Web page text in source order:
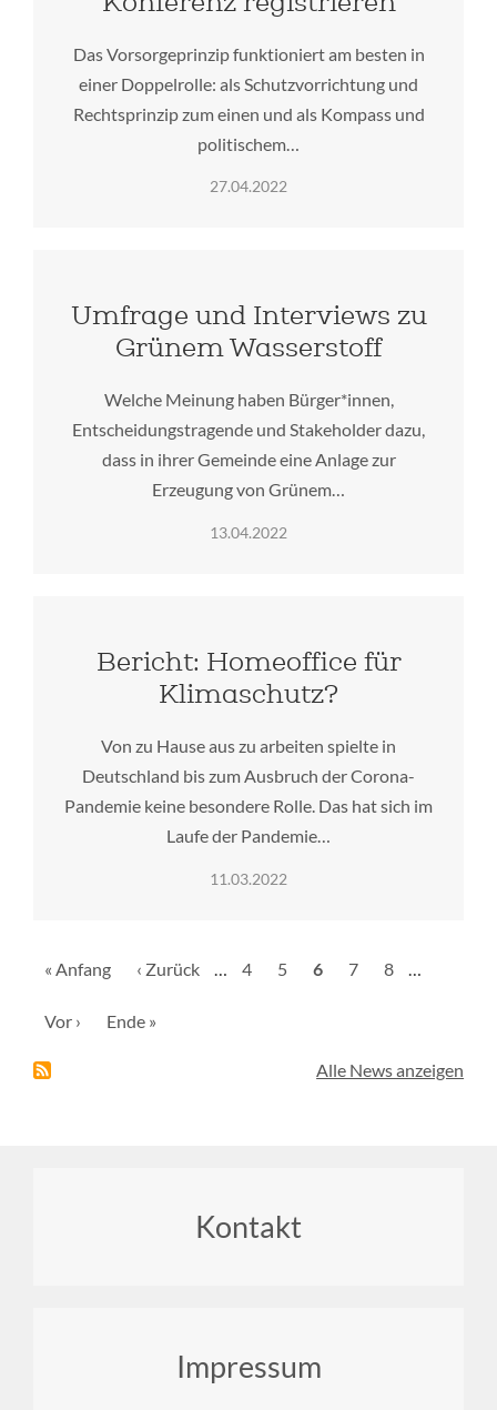
Das Vorsorgeprinzip funktioniert am besten in
einer Doppelrolle: als Schutzvorrichtung und
Rechtsprinzip zum einen und als Kompass und
politischem…
27.04.2022
Umfrage und Interviews zu
Grünem Wasserstoff
Welche Meinung haben Bürger*innen,
Entscheidungstragende und Stakeholder dazu,
dass in ihrer Gemeinde eine Anlage zur
Erzeugung von Grünem…
13.04.2022
Bericht: Homeoffice für
Klimaschutz?
Von zu Hause aus zu arbeiten spielte in
Deutschland bis zum Ausbruch der Corona-
Pandemie keine besondere Rolle. Das hat sich im
Laufe der Pandemie…
11.03.2022
Erste
« Anfang
Vorherige
‹ Zurück Seite
4 Seite
5
Aktuelle
6 Seite
7 Seite
8
Nächste
Vor ›
Letzte
Ende »
Alle News anzeigen
Kontakt
Impressum